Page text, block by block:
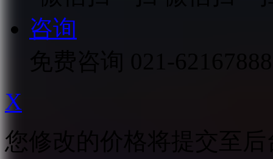
咨询
X
您修改的价格将提交至